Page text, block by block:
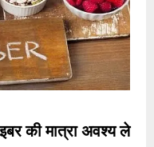
की मात्रा अवश्य ले